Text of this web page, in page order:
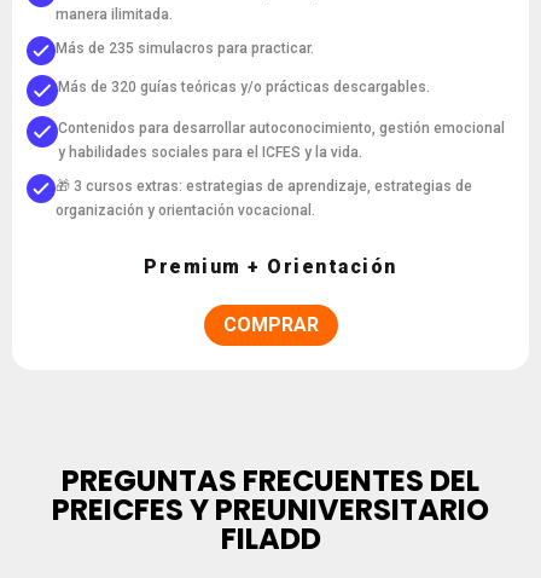
manera ilimitada.
Más de 235 simulacros para practicar.
Más de 320 guías teóricas y/o prácticas descargables.
Contenidos para desarrollar autoconocimiento, gestión emocional
y habilidades sociales para el ICFES y la vida.
🎁 3 cursos extras: estrategias de aprendizaje, estrategias de
organización y orientación vocacional.
Premium + Orientación
COMPRAR
PREGUNTAS FRECUENTES DEL
PREICFES Y PREUNIVERSITARIO
FILADD